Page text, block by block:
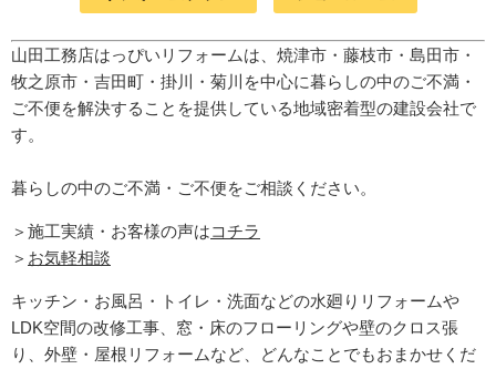
山田工務店はっぴいリフォームは、焼津市・藤枝市・島田市・
牧之原市・吉田町 ・掛川・菊川 を中心に暮らしの中のご不満・
ご不便を解決することを提供している地域密着型の建設会社で
す。
暮らしの中のご不満・ご不便をご相談ください。
＞施工実績・お客様の声はコチラ
＞ お気軽相談
キッチン・お風呂・トイレ・洗面などの水廻りリフォームや
LDK空間の改修工事、窓・床のフローリングや壁のクロス張
り、外壁・屋根リフォームなど、どんなことでもおまかせくだ